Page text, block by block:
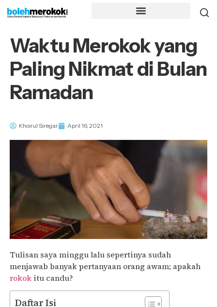
Waktu Merokok yang
Paling Nikmat di Bulan
Ramadan
Khoirul Siregar April 16, 2021
Tulisan saya minggu lalu sepertinya sudah
menjawab banyak pertanyaan orang awam; apakah
rokok itu candu?
Daftar Isi